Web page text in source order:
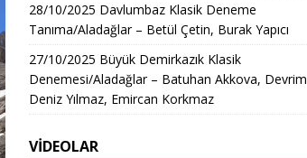
28/10/2025 Davlumbaz Klasik Deneme
Tanıma/Aladağlar – Betül Çetin, Burak Yapıcı
27/10/2025 Büyük Demirkazık Klasik
Denemesi/Aladağlar – Batuhan Akkova, Devrim
Deniz Yılmaz, Emircan Korkmaz
VİDEOLAR